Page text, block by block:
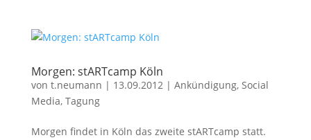
Morgen: stARTcamp Köln
von t.neumann | 13.09.2012| Ankündigung, Social
Media, Tagung
Morgen findet in Köln das zweite stARTcamp statt.